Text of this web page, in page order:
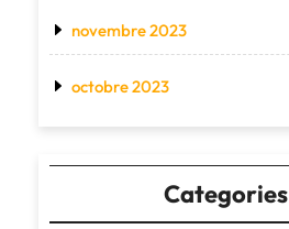
novembre 2023
octobre 2023
Categories